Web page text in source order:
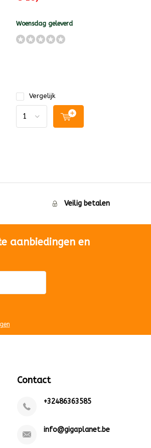
Woensdag geleverd
Vergelijk
Veilig betalen
aanbiedingen en
Contact
+32486363585
info@gigaplanet.be